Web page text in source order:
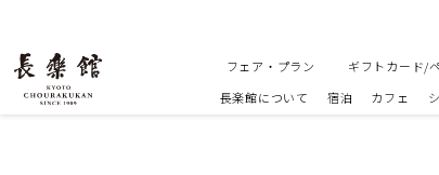
フェア・プラン ギフトカード/
長楽館について
宿泊 カフェ